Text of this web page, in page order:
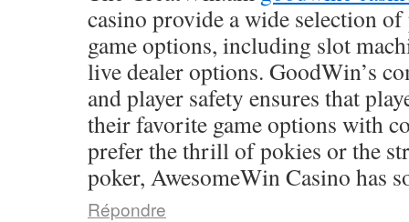
casino provide a wide selection
game options, including slot
live dealer options. GoodWin’s
and player safety ensures that
their favorite game options with
prefer the thrill of pokies or the
poker, AwesomeWin Casino has
Répondre